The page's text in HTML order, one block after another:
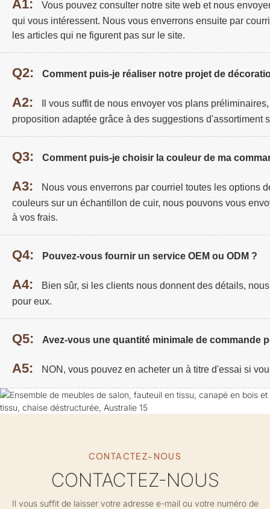
A1:
Vous pouvez consulter notre site web et nous
qui vous intéressent. Nous vous enverrons ensuite par
les articles qui ne figurent pas sur le site.
Q2: Comment puis-je réaliser notre projet de
A2:
Il vous suffit de nous envoyer vos plans
proposition adaptée grâce à des suggestions d'assortiment
Q3: Comment puis-je choisir la couleur de ma
A3:
Nous vous enverrons par courriel toutes les options
couleurs sur un échantillon de cuir, nous pouvons vous
à vos frais.
Q4: Pouvez-vous fournir un service OEM ou ODM ?
A4:
Bien sûr, si les clients nous donnent des détails,
pour eux.
Q5: Avez-vous une quantité minimale de commande
A5: NON, vous pouvez en acheter un à titre d'essai si
CONTACTEZ-NOUS
CONTACTEZ-NOUS
Il vous suffit de laisser votre adresse e-mail ou votre numéro de